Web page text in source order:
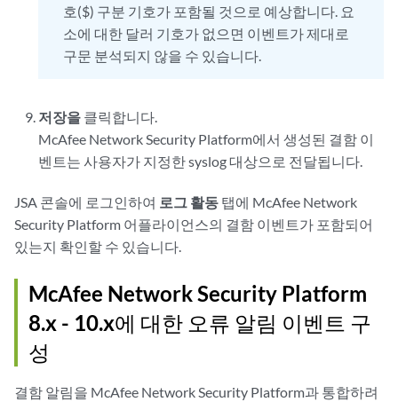
호($) 구분 기호가 포함될 것으로 예상합니다. 요
소에 대한 달러 기호가 없으면 이벤트가 제대로
구문 분석되지 않을 수 있습니다.
저장을 클릭합니다.
McAfee Network Security Platform에서 생성된 결함 이
벤트는 사용자가 지정한 syslog 대상으로 전달됩니다.
JSA 콘솔에 로그인하여 로그 활동 탭에 McAfee Network
Security Platform 어플라이언스의 결함 이벤트가 포함되어
있는지 확인할 수 있습니다.
McAfee Network Security Platform
8.x - 10.x에 대한 오류 알림 이벤트 구
성
결함 알림을 McAfee Network Security Platform과 통합하려